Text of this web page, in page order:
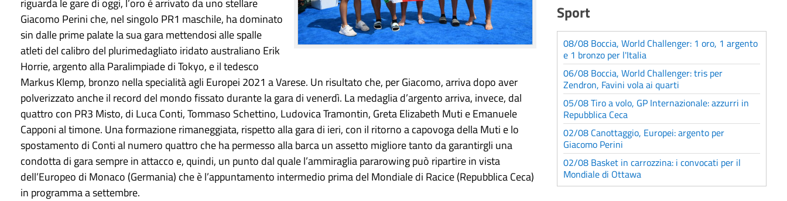
riguarda le gare di oggi, l’oro è arrivato da uno stellare
Giacomo Perini che, nel singolo PR1 maschile, ha dominato
sin dalle prime palate la sua gara mettendosi alle spalle
atleti del calibro del plurimedagliato iridato australiano Erik
Horrie, argento alla Paralimpiade di Tokyo, e il tedesco
Markus Klemp, bronzo nella specialità agli Europei 2021 a Varese. Un risultato che, per Giacomo, arriva dopo aver
polverizzato anche il record del mondo fissato durante la gara di venerdì. La medaglia d’argento arriva, invece, dal
quattro con PR3 Misto, di Luca Conti, Tommaso Schettino, Ludovica Tramontin, Greta Elizabeth Muti e Emanuele
Capponi al timone. Una formazione rimaneggiata, rispetto alla gara di ieri, con il ritorno a capovoga della Muti e lo
spostamento di Conti al numero quattro che ha permesso alla barca un assetto migliore tanto da garantirgli una
condotta di gara sempre in attacco e, quindi, un punto dal quale l’ammiraglia pararowing può ripartire in vista
dell’Europeo di Monaco (Germania) che è l’appuntamento intermedio prima del Mondiale di Racice (Repubblica Ceca)
in programma a settembre.
Sport
08/08 Boccia, World Challenger: 1 oro, 1 argento
e 1 bronzo per l'Italia
06/08 Boccia, World Challenger: tris per
Zendron, Favini vola ai quarti
05/08 Tiro a volo, GP Internazionale: azzurri in
Repubblica Ceca
02/08 Canottaggio, Europei: argento per
Giacomo Perini
02/08 Basket in carrozzina: i convocati per il
Mondiale di Ottawa